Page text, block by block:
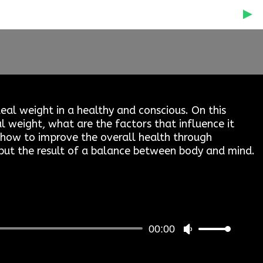
weight in a healthy and conscious. On this
weight, what are the factors that influence it
to improve the overall health through
the result of a balance between body and mind.
00:00
Use